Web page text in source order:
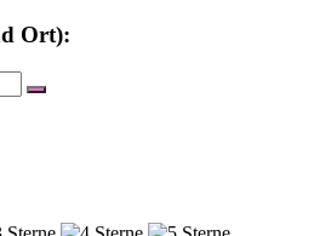
Ort):
Suchen